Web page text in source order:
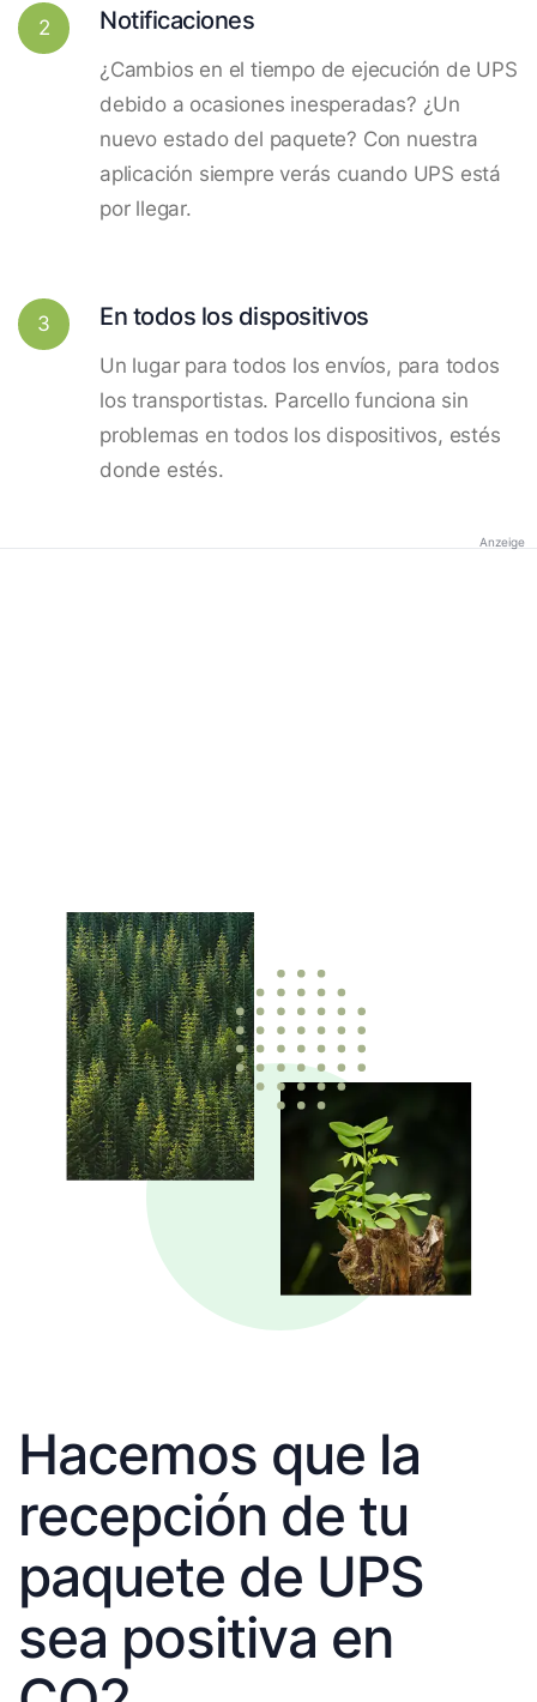
2 Notificaciones
¿Cambios en el tiempo de ejecución de UPS
debido a ocasiones inesperadas? ¿Un
nuevo estado del paquete? Con nuestra
aplicación siempre verás cuando UPS está
por llegar.
3 En todos los dispositivos
Un lugar para todos los envíos, para todos
los transportistas. Parcello funciona sin
problemas en todos los dispositivos, estés
donde estés.
Anzeige
Hacemos que la
recepción de tu
paquete de UPS
sea positiva en